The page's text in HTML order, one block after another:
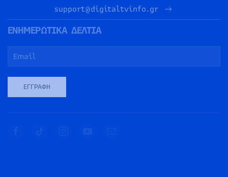
support@digitaltvinfo.gr
ΕΝΗΜΕΡΩΤΙΚΑ ΔΕΛΤΙΑ
ΕΓΓΡΑΦΉ